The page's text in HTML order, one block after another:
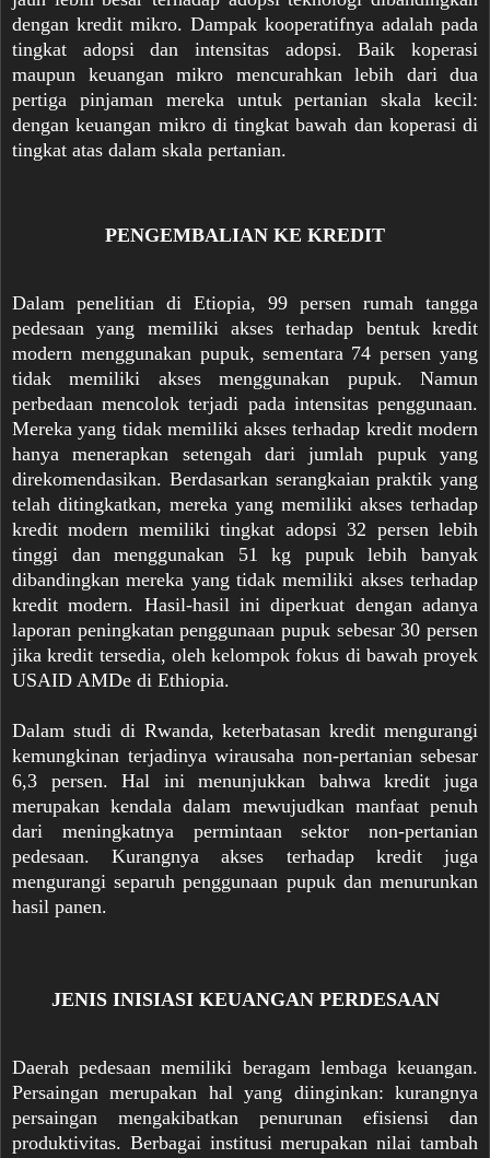
dengan kredit mikro. Dampak kooperatifnya adalah pada
tingkat adopsi dan intensitas adopsi. Baik koperasi
maupun keuangan mikro mencurahkan lebih dari dua
pertiga pinjaman mereka untuk pertanian skala kecil:
dengan keuangan mikro di tingkat bawah dan koperasi di
tingkat atas dalam skala pertanian.
PENGEMBALIAN KE KREDIT
Dalam penelitian di Etiopia, 99 persen rumah tangga
pedesaan yang memiliki akses terhadap bentuk kredit
modern menggunakan pupuk, sementara 74 persen yang
tidak memiliki akses menggunakan pupuk. Namun
perbedaan mencolok terjadi pada intensitas penggunaan.
Mereka yang tidak memiliki akses terhadap kredit modern
hanya menerapkan setengah dari jumlah pupuk yang
direkomendasikan. Berdasarkan serangkaian praktik yang
telah ditingkatkan, mereka yang memiliki akses terhadap
kredit modern memiliki tingkat adopsi 32 persen lebih
tinggi dan menggunakan 51 kg pupuk lebih banyak
dibandingkan mereka yang tidak memiliki akses terhadap
kredit modern. Hasil-hasil ini diperkuat dengan adanya
laporan peningkatan penggunaan pupuk sebesar 30 persen
jika kredit tersedia, oleh kelompok fokus di bawah proyek
USAID AMDe di Ethiopia.
Dalam studi di Rwanda, keterbatasan kredit mengurangi
kemungkinan terjadinya wirausaha non-pertanian sebesar
6,3 persen. Hal ini menunjukkan bahwa kredit juga
merupakan kendala dalam mewujudkan manfaat penuh
dari meningkatnya permintaan sektor non-pertanian
pedesaan. Kurangnya akses terhadap kredit juga
mengurangi separuh penggunaan pupuk dan menurunkan
hasil panen.
JENIS INISIASI KEUANGAN PERDESAAN
Daerah pedesaan memiliki beragam lembaga keuangan.
Persaingan merupakan hal yang diinginkan: kurangnya
persaingan mengakibatkan penurunan efisiensi dan
produktivitas. Berbagai institusi merupakan nilai tambah